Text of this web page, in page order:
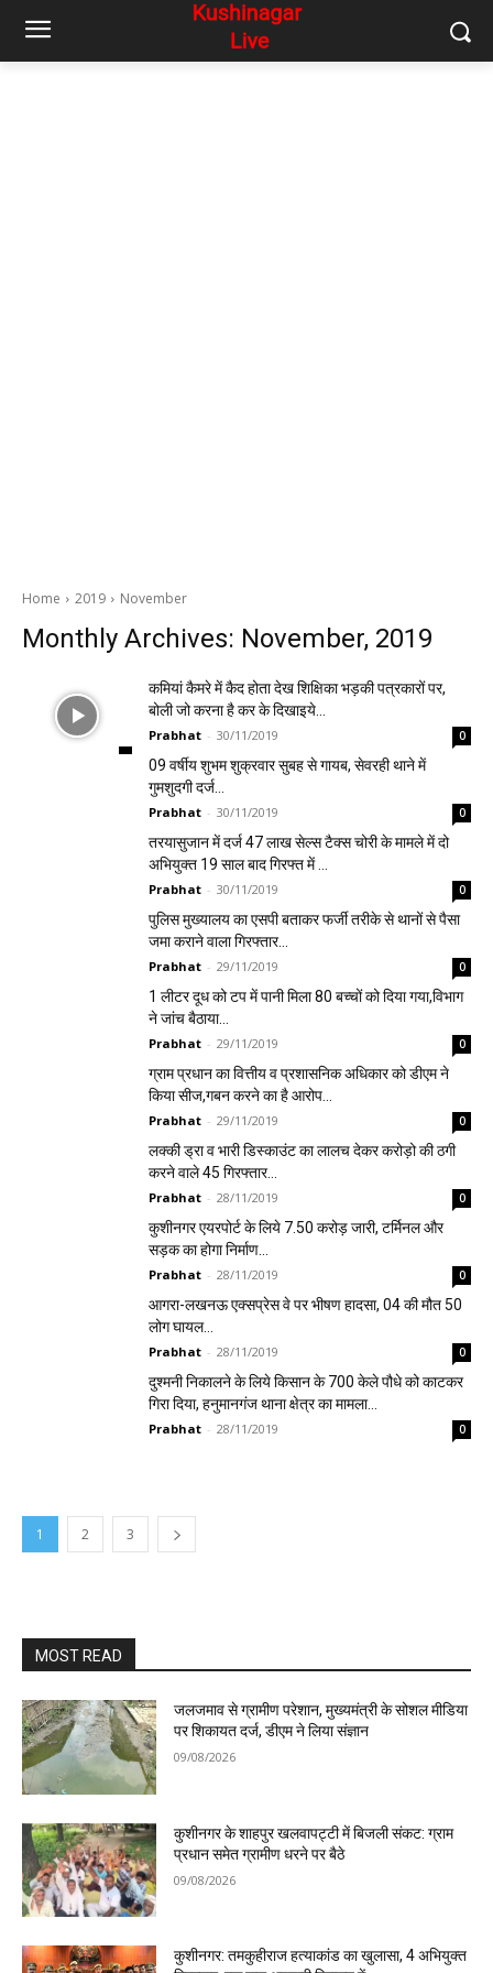
Home 2019 November
Monthly Archives: November, 2019
कमियां कैमरे में कैद होता देख शिक्षिका भड़की पत्रकारों पर,
बोली जो करना है कर के दिखाइये…
Prabhat - 30/11/2019 0
09 वर्षीय शुभम शुक्रवार सुबह से गायब, सेवरही थाने में
गुमशुदगी दर्ज…
Prabhat - 30/11/2019 0
तरयासुजान में दर्ज 47 लाख सेल्स टैक्स चोरी के मामले में दो
अभियुक्त 19 साल बाद गिरफ्त में …
Prabhat - 30/11/2019 0
पुलिस मुख्यालय का एसपी बताकर फर्जी तरीके से थानों से पैसा
जमा कराने वाला गिरफ्तार…
Prabhat - 29/11/2019 0
1 लीटर दूध को टप में पानी मिला 80 बच्चों को दिया गया,विभाग
ने जांच बैठाया…
Prabhat - 29/11/2019 0
ग्राम प्रधान का वित्तीय व प्रशासनिक अधिकार को डीएम ने
किया सीज,गबन करने का है आरोप…
Prabhat - 29/11/2019 0
लक्की ड्रा व भारी डिस्काउंट का लालच देकर करोड़ो की ठगी
करने वाले 45 गिरफ्तार…
Prabhat - 28/11/2019 0
कुशीनगर एयरपोर्ट के लिये 7.50 करोड़ जारी, टर्मिनल और
सड़क का होगा निर्माण…
Prabhat - 28/11/2019 0
आगरा-लखनऊ एक्सप्रेस वे पर भीषण हादसा, 04 की मौत 50
लोग घायल…
Prabhat - 28/11/2019 0
दुश्मनी निकालने के लिये किसान के 700 केले पौधे को काटकर
गिरा दिया, हनुमानगंज थाना क्षेत्र का मामला…
Prabhat - 28/11/2019 0
1 2 3
MOST READ
जलजमाव से ग्रामीण परेशान, मुख्यमंत्री के सोशल मीडिया
पर शिकायत दर्ज, डीएम ने लिया संज्ञान
09/08/2026
कुशीनगर के शाहपुर खलवापट्टी में बिजली संकट: ग्राम
प्रधान समेत ग्रामीण धरने पर बैठे
09/08/2026
कुशीनगर: तमकुहीराज हत्याकांड का खुलासा, 4 अभियुक्त